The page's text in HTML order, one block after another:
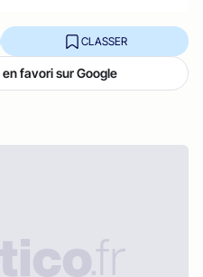
CLASSER
favori sur Google